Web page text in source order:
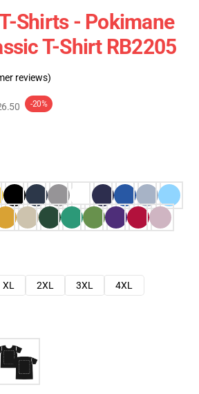
Shirts - Pokimane
T-Shirt RB2205
reviews)
-20%
XL 2XL 3XL
4XL